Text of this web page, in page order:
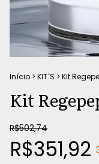
Início > KIT´S > Kit
Kit
R$502,74
R$351,92